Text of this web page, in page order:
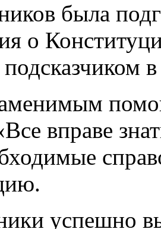
была
о
в
вправе
успешно